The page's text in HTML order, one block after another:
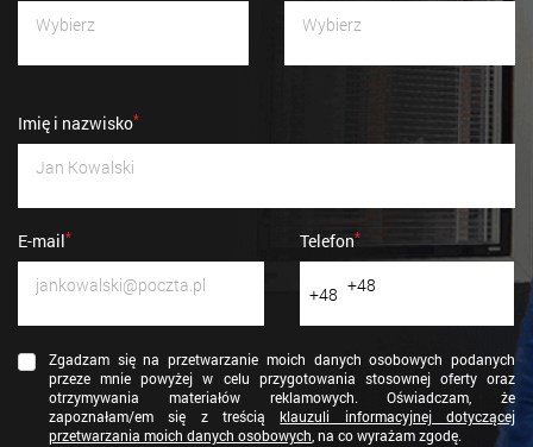
Imię i nazwisko*
E-mail* Telefon*
+48 +48
Zgadzam się na przetwarzanie moich danych osobowych podanych
przeze mnie powyżej w celu przygotowania stosownej oferty oraz
otrzymywania materiałów reklamowych. Oświadczam, że
zapoznałam/em się z treściąklauzuli informacyjnej dotyczącej
przetwarzania moich danych osobowych, na co wyrażam zgodę.